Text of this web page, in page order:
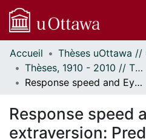
Communautés
et collections
Parcourir
À propos
Accueil
Thèses, 1910 - 2010 // Theses, 1910 - 2010
Response speed and Eysenckian extraversion: Predictors of intellectual functioning on the older adult
Response speed
extraversion: